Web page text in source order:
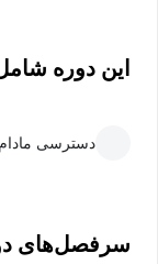
این دوره
دسترسی
سرفصل‌های